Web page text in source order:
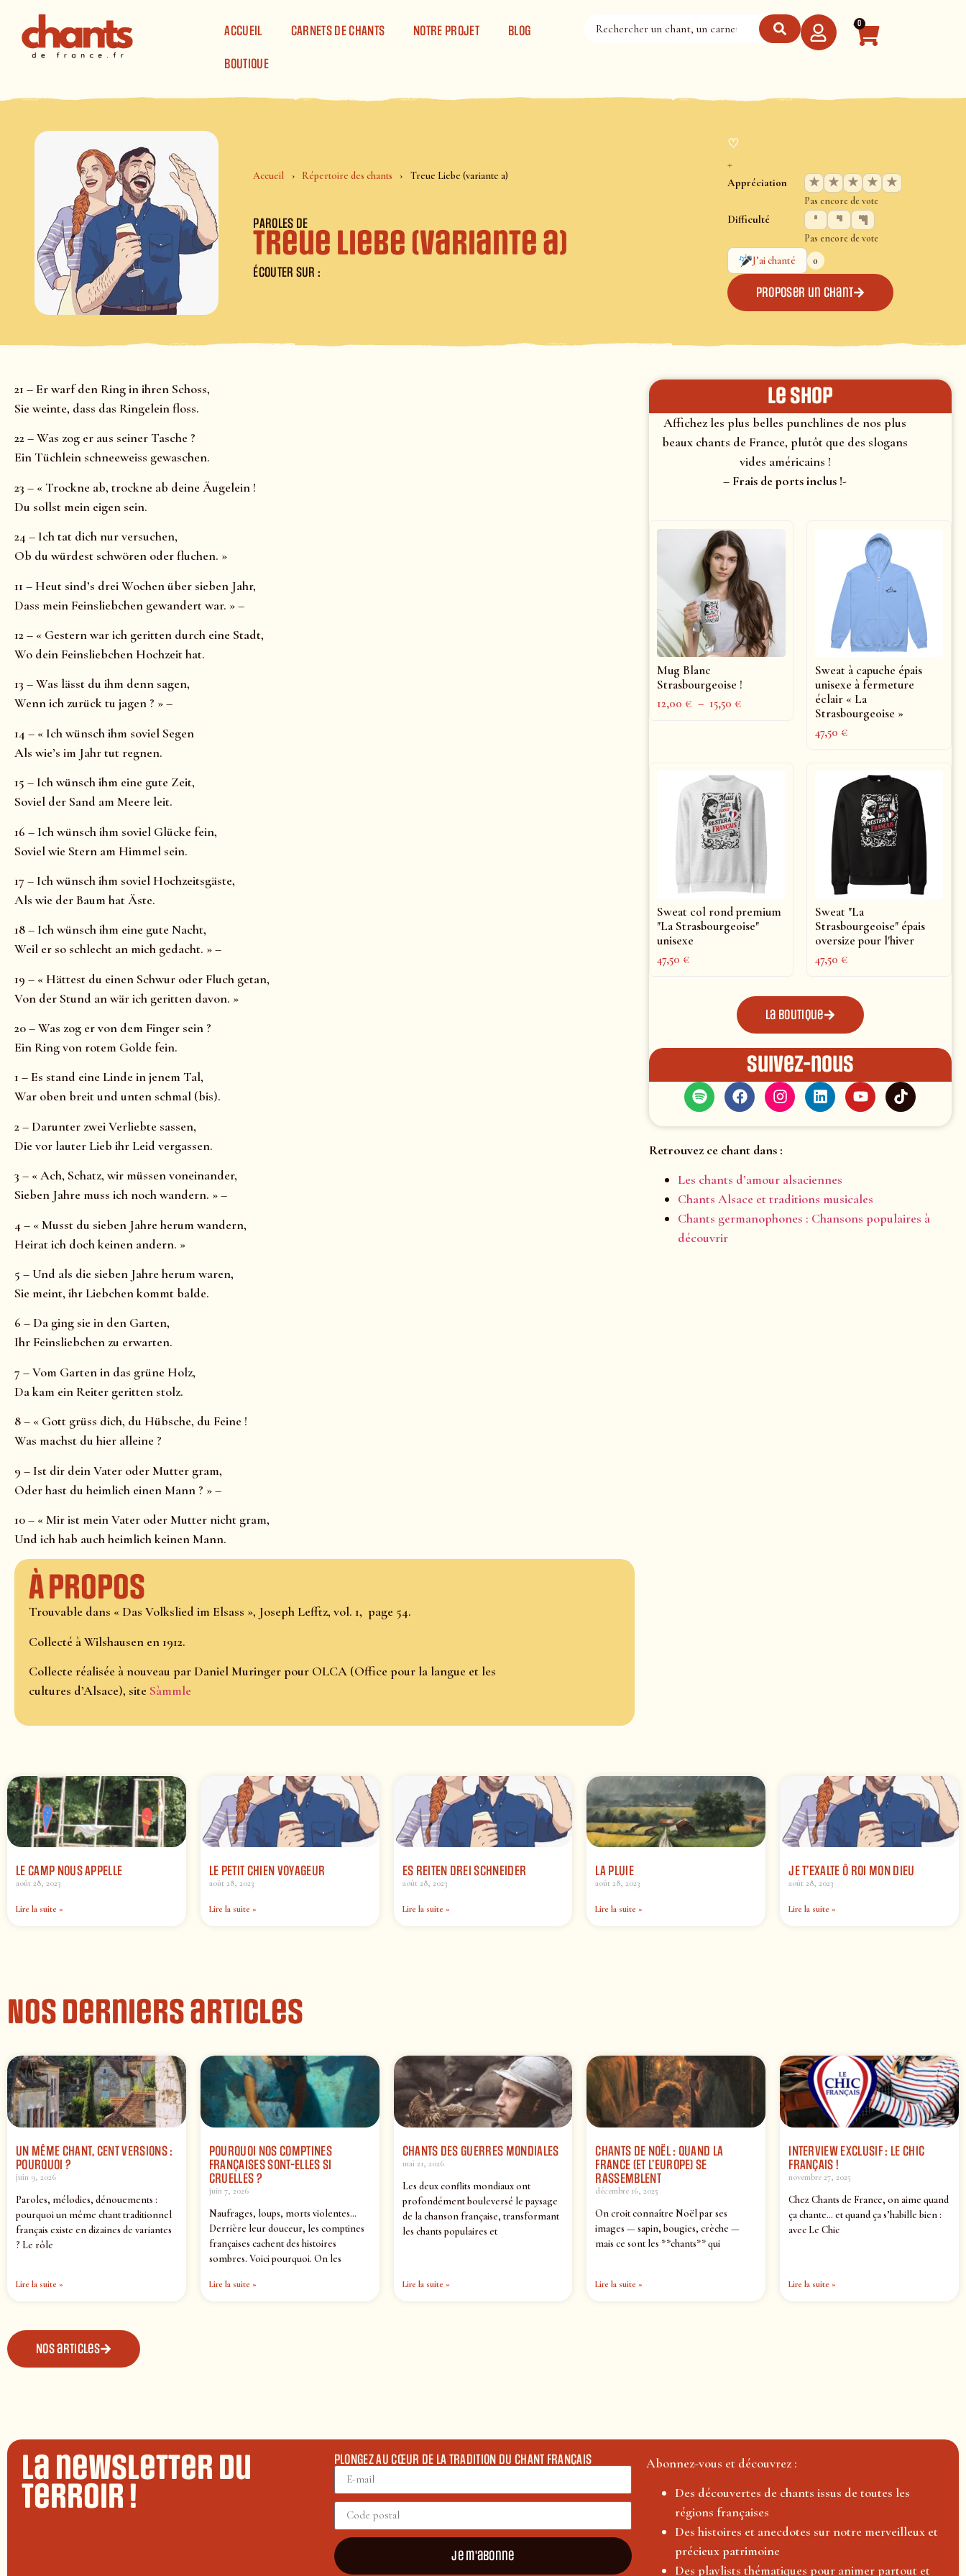
ACCUEIL
CARNETS DE CHANTS NOTRE PROJET BLOG
BOUTIQUE
0
Accueil Répertoire des chants Treue Liebe (variante a)
PAROLES DE
Treue Liebe (variante a)
ÉCOUTER SUR :
♡
+
Appréciation ★ ★ ★ ★ ★
Pas encore de vote
Difficulté
Pas encore de vote
J’ai chanté
0
Proposer un chant
21 – Er warf den Ring in ihren Schoss,
Sie weinte, dass das Ringelein floss.
22 – Was zog er aus seiner Tasche ?
Ein Tüchlein schneeweiss gewaschen.
23 – « Trockne ab, trockne ab deine Äugelein !
Du sollst mein eigen sein.
24 – Ich tat dich nur versuchen,
Ob du würdest schwören oder fluchen. »
11 – Heut sind’s drei Wochen über sieben Jahr,
Dass mein Feinsliebchen gewandert war. » –
12 – « Gestern war ich geritten durch eine Stadt,
Wo dein Feinsliebchen Hochzeit hat.
13 – Was lässt du ihm denn sagen,
Wenn ich zurück tu jagen ? » –
14 – « Ich wünsch ihm soviel Segen
Als wie’s im Jahr tut regnen.
15 – Ich wünsch ihm eine gute Zeit,
Soviel der Sand am Meere leit.
16 – Ich wünsch ihm soviel Glücke fein,
Soviel wie Stern am Himmel sein.
17 – Ich wünsch ihm soviel Hochzeitsgäste,
Als wie der Baum hat Äste.
18 – Ich wünsch ihm eine gute Nacht,
Weil er so schlecht an mich gedacht. » –
19 – « Hättest du einen Schwur oder Fluch getan,
Von der Stund an wär ich geritten davon. »
20 – Was zog er von dem Finger sein ?
Ein Ring von rotem Golde fein.
1 – Es stand eine Linde in jenem Tal,
War oben breit und unten schmal (bis).
2 – Darunter zwei Verliebte sassen,
Die vor lauter Lieb ihr Leid vergassen.
3 – « Ach, Schatz, wir müssen voneinander,
Sieben Jahre muss ich noch wandern. » –
4 – « Musst du sieben Jahre herum wandern,
Heirat ich doch keinen andern. »
5 – Und als die sieben Jahre herum waren,
Sie meint, ihr Liebchen kommt balde.
6 – Da ging sie in den Garten,
Ihr Feinsliebchen zu erwarten.
7 – Vom Garten in das grüne Holz,
Da kam ein Reiter geritten stolz.
8 – « Gott grüss dich, du Hübsche, du Feine !
Was machst du hier alleine ?
9 – Ist dir dein Vater oder Mutter gram,
Oder hast du heimlich einen Mann ? » –
10 – « Mir ist mein Vater oder Mutter nicht gram,
Und ich hab auch heimlich keinen Mann.
À propos
Trouvable dans « Das Volkslied im Elsass », Joseph Lefftz, vol. 1, page 54.
Collecté à Wilshausen en 1912.
Collecte réalisée à nouveau par Daniel Muringer pour OLCA (Office pour la langue et les
cultures d’Alsace), site Sàmmle
le shop
Affichez les plus belles punchlines de nos plus
beaux chants de France, plutôt que des slogans
vides américains !
– Frais de ports inclus !-
Mug Blanc
Strasbourgeoise !
12,00€ – 15,50€
Sweat à capuche épais
unisexe à fermeture
éclair « La
Strasbourgeoise »
47,50€
Sweat col rond premium
"La Strasbourgeoise"
unisexe
47,50€
Sweat "La
Strasbourgeoise" épais
oversize pour l'hiver
47,50€
La boutique
Suivez-nous
Retrouvez ce chant dans :
Les chants d’amour alsaciennes
Chants Alsace et traditions musicales
Chants germanophones : Chansons populaires à
découvrir
LE CAMP NOUS APPELLE
août 28, 2023
Lire la suite »
LE PETIT CHIEN VOYAGEUR
août 28, 2023
Lire la suite »
ES REITEN DREI SCHNEIDER
août 28, 2023
Lire la suite »
LA PLUIE
août 28, 2023
Lire la suite »
JE T’EXALTE Ô ROI MON DIEU
août 28, 2023
Lire la suite »
Nos derniers articles
UN MÊME CHANT, CENT VERSIONS :
POURQUOI ?
juin 9, 2026
Paroles, mélodies, dénouements :
pourquoi un même chant traditionnel
français existe en dizaines de variantes
? Le rôle
Lire la suite »
POURQUOI NOS COMPTINES
FRANÇAISES SONT-ELLES SI
CRUELLES ?
juin 7, 2026
Naufrages, loups, morts violentes…
Derrière leur douceur, les comptines
françaises cachent des histoires
sombres. Voici pourquoi. On les
Lire la suite »
CHANTS DES GUERRES MONDIALES
mai 21, 2026
Les deux conflits mondiaux ont
profondément bouleversé le paysage
de la chanson française, transformant
les chants populaires et
Lire la suite »
CHANTS DE NOËL : QUAND LA
FRANCE (ET L’EUROPE) SE
RASSEMBLENT
décembre 16, 2025
On croit connaître Noël par ses
images — sapin, bougies, crèche —
mais ce sont les **chants** qui
Lire la suite »
INTERVIEW EXCLUSIF : LE CHIC
FRANÇAIS !
novembre 27, 2025
Chez Chants de France, on aime quand
ça chante… et quand ça s’habille bien :
avec Le Chic
Lire la suite »
Nos articles
La newsletter du
terroir !
PLONGEZ AU CŒUR DE LA TRADITION DU CHANT FRANÇAIS
Je m'abonne
Abonnez-vous et découvrez :
Des découvertes de chants issus de toutes les
régions françaises
Des histoires et anecdotes sur notre merveilleux et
précieux patrimoine
Des playlists thématiques pour animer partout et